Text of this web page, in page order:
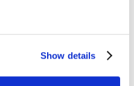
Show details
MyES
sempre solo corsi online